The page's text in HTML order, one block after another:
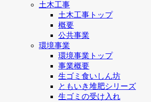
土木工事
土木工事トップ
概要
公共事業
環境事業
環境事業トップ
事業概要
生ゴミ食いしん坊
ともいき堆肥シリーズ
生ゴミの受け入れ